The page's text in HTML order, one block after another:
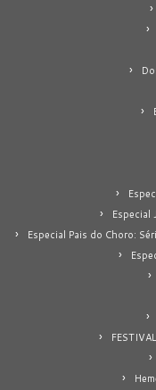
Especial
Especial Pais do Choro: